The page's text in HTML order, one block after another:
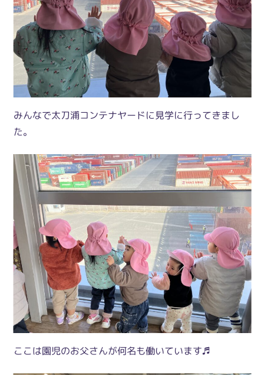
みんなで太刀浦コンテナヤードに見学に行ってきまし
た。
ここは園児のお父さんが何名も働いています♬